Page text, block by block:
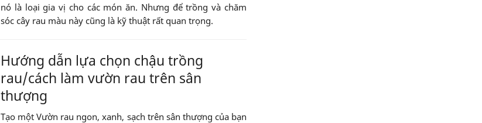
nó là loại gia vị cho các món ăn. Nhưng để trồng và chăm
sóc cây rau màu này cũng là kỹ thuật rất quan trọng.
Hướng dẫn lựa chọn chậu trồng
rau/cách làm vườn rau trên sân
thượng
Tạo một Vườn rau ngon, xanh, sạch trên sân thượng của bạn